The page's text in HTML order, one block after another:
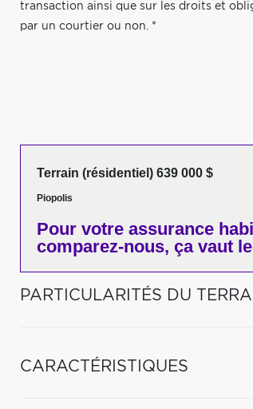
transaction ainsi que sur les droits et
par un courtier ou non. *
Terrain (résidentiel) 639 000 $
Piopolis
Pour votre assurance
comparez-nous, ça vaut
PARTICULARITÉS DU
CARACTÉRISTIQUES